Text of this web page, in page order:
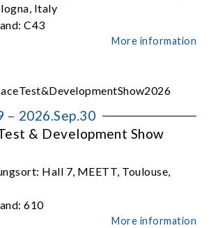
Italy
C43
More information
– 2026.Sep.30
& Development Show
Hall 7, MEETT, Toulouse,
610
More information